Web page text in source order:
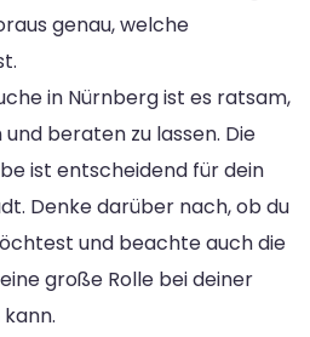
genau, welche
in Nürnberg ist es ratsam,
beraten zu lassen. Die
ist entscheidend für dein
Denke darüber nach, ob du
und beachte auch die
große Rolle bei deiner